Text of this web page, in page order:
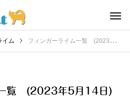
イム フィンガーライム一覧 (2023年5月14日)
一覧 (2023年5月14日)